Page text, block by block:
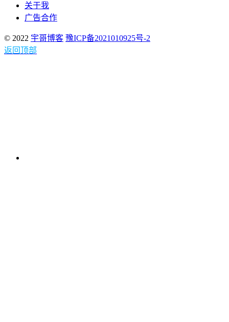
关于我
广告合作
© 2022 宇哥博客 豫ICP备2021010925号-2
返回顶部